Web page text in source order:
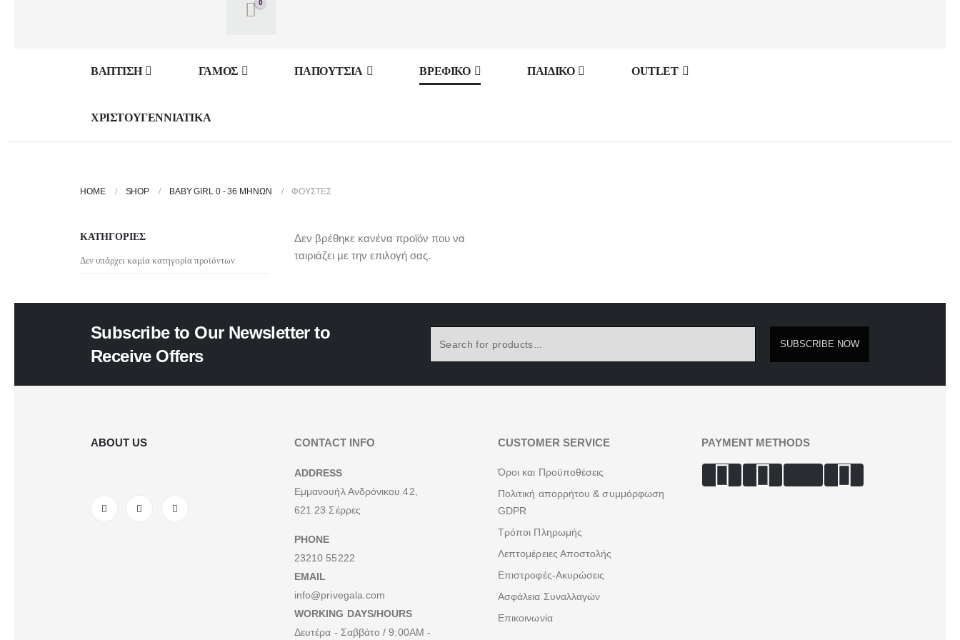
0
ΒΑΠΤΙΣΗ ΓΑΜΟΣ ΠΑΠΟΥΤΣΙΑ ΒΡΕΦΙΚΟ ΠΑΙΔΙΚΟ OUTLET
ΧΡΙΣΤΟΥΓΕΝΝΙΑΤΙΚΑ
HOME SHOP BABY GIRL 0 - 36 ΜΗΝΏΝ ΦΟΎΣΤΕΣ
Δεν βρέθηκε κανένα προϊόν που να
ταιριάζει με την επιλογή σας.
ΚΑΤΗΓΟΡΙΕΣ
Δεν υπάρχει καμία κατηγορία προϊόντων.
Subscribe to Our Newsletter to
Receive Offers
SUBSCRIBE NOW
ABOUT US CONTACT INFO
ADDRESS
Εμμανουήλ Ανδρόνικου 42,
621 23 Σέρρες
PHONE
23210 55222
EMAIL
info@privegala.com
WORKING DAYS/HOURS
Δευτέρα - Σαββάτο / 9:00AM -
CUSTOMER SERVICE
Όροι και Προϋποθέσεις
Πολιτική απορρήτου & συμμόρφωση
GDPR
Τρόποι Πληρωμής
Λεπτομέρειες Αποστολής
Επιστροφές-Ακυρώσεις
Ασφάλεια Συναλλαγών
Επικοινωνία
PAYMENT METHODS